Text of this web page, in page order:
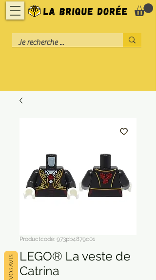
Productcode: 973pb4879c01
LEGO® La veste de
Catrina
VOS AVIS